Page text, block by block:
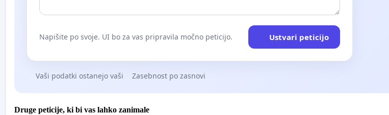
Napišite po svoje. UI bo za vas pripravila močno peticijo. Ustvari peticijo
Vaši podatki ostanejo vaši Zasebnost po zasnovi
Druge peticije, ki bi vas lahko zanimale